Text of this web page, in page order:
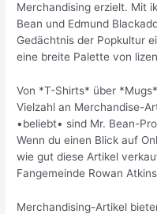
Merchandising erzielt. Mit
Bean und Edmund
Gedächtnis der Popkultur
eine breite Palette von
Von *T-Shirts* über
Vielzahl an Merchandise-
•beliebt• sind Mr. Bean-
Wenn du einen Blick auf
wie gut diese Artikel
Fangemeinde Rowan
Merchandising-Artikel